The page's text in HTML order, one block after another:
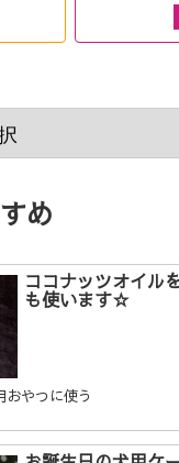
め
ココナッツオイル
も使います☆
おやつに使う